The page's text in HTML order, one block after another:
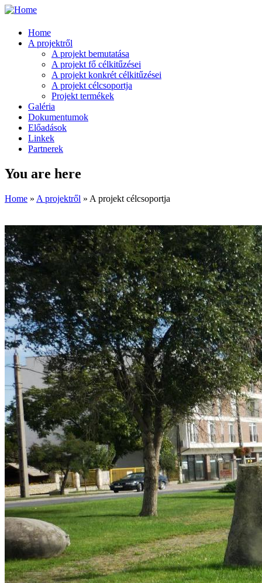
Home
A projektről
A projekt bemutatása
A projekt fő célkitűzései
A projekt konkrét célkitűzései
A projekt célcsoportja
Projekt termékek
Galéria
Dokumentumok
Előadások
Linkek
Partnerek
You are here
Home » A projektről » A projekt célcsoportja